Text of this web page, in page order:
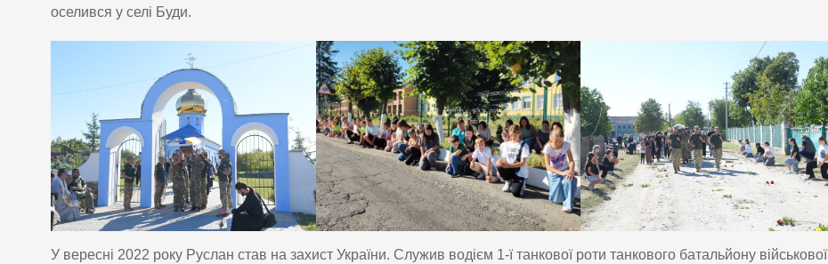
оселився у селі Буди.
У вересні 2022 року Руслан став на захист України. Служив водієм 1-ї танкової роти танкового батальйону військової